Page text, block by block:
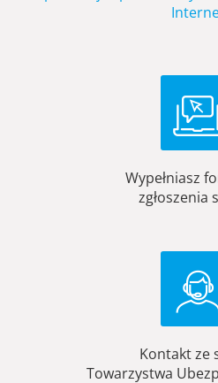
Wypełniasz
zgłoszenia
Kontakt ze
Towarzystwa